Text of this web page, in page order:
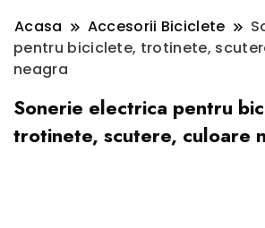
Acasa Accesorii Biciclete
pentru biciclete, trotinete,
neagra
Sonerie electrica pentru
trotinete, scutere, culoare